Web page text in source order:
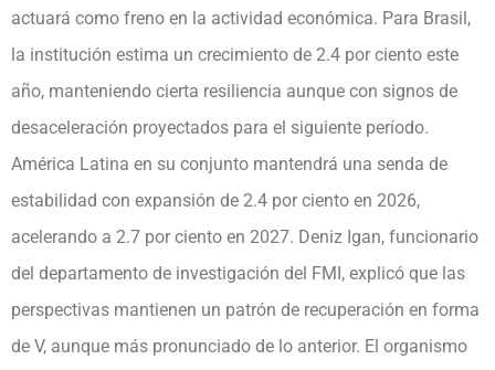
actuará como freno en la actividad económica. Para Brasil,
la institución estima un crecimiento de 2.4 por ciento este
año, manteniendo cierta resiliencia aunque con signos de
desaceleración proyectados para el siguiente período.
América Latina en su conjunto mantendrá una senda de
estabilidad con expansión de 2.4 por ciento en 2026,
acelerando a 2.7 por ciento en 2027. Deniz Igan, funcionario
del departamento de investigación del FMI, explicó que las
perspectivas mantienen un patrón de recuperación en forma
de V, aunque más pronunciado de lo anterior. El organismo